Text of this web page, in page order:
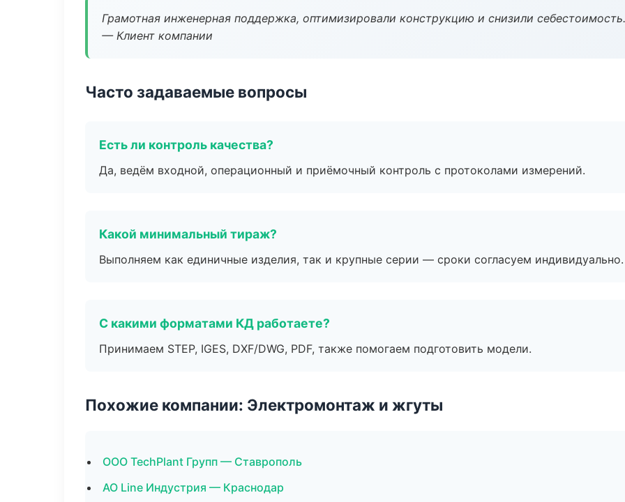
Грамотная инженерная поддержка, оптимизировали конструкцию и снизили себестоимость.
— Клиент компании
Часто задаваемые вопросы
Есть ли контроль качества?
Да, ведём входной, операционный и приёмочный контроль с протоколами измерений.
Какой минимальный тираж?
Выполняем как единичные изделия, так и крупные серии — сроки согласуем индивидуально.
С какими форматами КД работаете?
Принимаем STEP, IGES, DXF/DWG, PDF, также помогаем подготовить модели.
Похожие компании: Электромонтаж и жгуты
ООО TechPlant Групп — Ставрополь
АО Line Индустрия — Краснодар